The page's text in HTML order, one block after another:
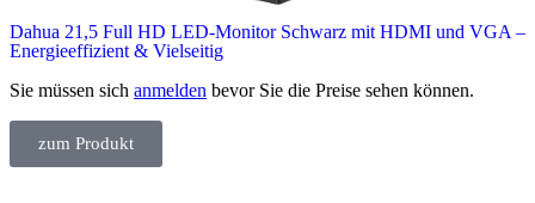
Dahua 21,5 Full HD LED-Monitor Schwarz mit HDMI und VGA –
Energieeffizient & Vielseitig
Sie müssen sich anmelden bevor Sie die Preise sehen können.
zum Produkt